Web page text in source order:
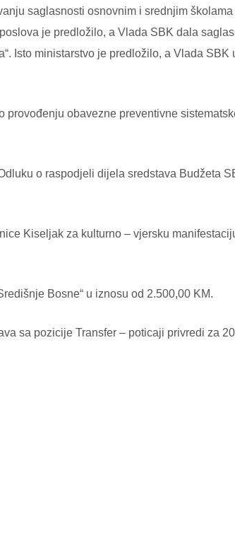
saglasnosti osnovnim i srednjim
je predložilo, a Vlada SBK dala
Isto ministarstvo je predložilo, a Vlada
obavezne preventivne
o raspodjeli dijela sredstava Budžeta
za kulturno – vjersku manifestaciju
Bosne“ u iznosu od 2.500,00 KM.
sa pozicije Transfer – poticaji privredi za